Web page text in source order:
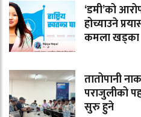
‘डमी’को
होच्याउने
कमला खड्का
तातोपानी
पराजुलीको
सुरु हुने